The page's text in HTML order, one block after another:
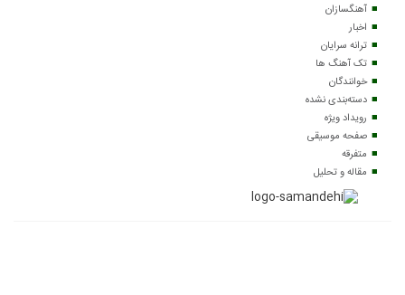
آهنگسازان
اخبار
ترانه سرایان
تک آهنگ ها
خوانندگان
دسته‌بندی نشده
رویداد ویژه
صفحه موسیقی
متفرقه
مقاله و تحلیل